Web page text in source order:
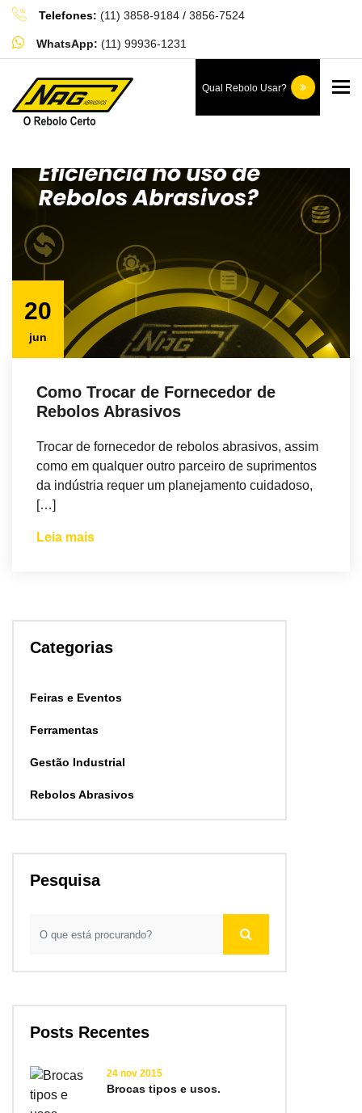
Telefones: (11) 3858-9184 / 3856-7524
WhatsApp: (11) 99936-1231
Qual Rebolo Usar?
Blog
Home Blog
20
jun
Como Trocar de Fornecedor de
Rebolos Abrasivos
Trocar de fornecedor de rebolos abrasivos, assim
como em qualquer outro parceiro de suprimentos
da indústria requer um planejamento cuidadoso,
[…]
Leia mais
Categorias
Feiras e Eventos
Ferramentas
Gestão Industrial
Rebolos Abrasivos
Pesquisa
Posts Recentes
24 nov 2015
Brocas tipos e usos.